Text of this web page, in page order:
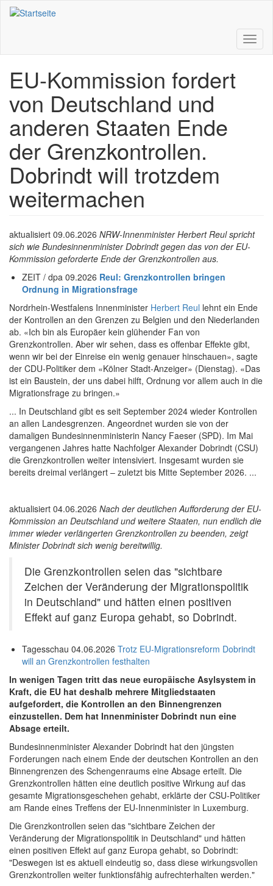
Direkt
zum
EU-Kommission fordert
von Deutschland und
anderen Staaten Ende
der Grenzkontrollen.
Dobrindt will trotzdem
weitermachen
aktualisiert 09.06.2026 NRW-Innenminister Herbert Reul spricht
sich wie Bundesinnenminister Dobrindt gegen das von der EU-
Kommission geforderte Ende der Grenzkontrollen aus.
ZEIT / dpa 09.2026 Reul: Grenzkontrollen bringen
Ordnung in Migrationsfrage
Nordrhein-Westfalens Innenminister Herbert Reul lehnt ein Ende
der Kontrollen an den Grenzen zu Belgien und den Niederlanden
ab. «Ich bin als Europäer kein glühender Fan von
Grenzkontrollen. Aber wir sehen, dass es offenbar Effekte gibt,
wenn wir bei der Einreise ein wenig genauer hinschauen», sagte
der CDU-Politiker dem «Kölner Stadt-Anzeiger» (Dienstag). «Das
ist ein Baustein, der uns dabei hilft, Ordnung vor allem auch in die
Migrationsfrage zu bringen.»
... In Deutschland gibt es seit September 2024 wieder Kontrollen
an allen Landesgrenzen. Angeordnet wurden sie von der
damaligen Bundesinnenministerin Nancy Faeser (SPD). Im Mai
vergangenen Jahres hatte Nachfolger Alexander Dobrindt (CSU)
die Grenzkontrollen weiter intensiviert. Insgesamt wurden sie
bereits dreimal verlängert – zuletzt bis Mitte September 2026. ...
aktualisiert 04.06.2026 Nach der deutlichen Aufforderung der EU-
Kommission an Deutschland und weitere Staaten, nun endlich die
immer wieder verlängerten Grenzkontrollen zu beenden, zeigt
Minister Dobrindt sich wenig bereitwillig.
Die Grenzkontrollen seien das "sichtbare
Zeichen der Veränderung der Migrationspolitik
in Deutschland" und hätten einen positiven
Effekt auf ganz Europa gehabt, so Dobrindt.
Tagesschau 04.06.2026 Trotz EU-Migrationsreform Dobrindt
will an Grenzkontrollen festhalten
In wenigen Tagen tritt das neue europäische Asylsystem in
Kraft, die EU hat deshalb mehrere Mitgliedstaaten
aufgefordert, die Kontrollen an den Binnengrenzen
einzustellen. Dem hat Innenminister Dobrindt nun eine
Absage erteilt.
Bundesinnenminister Alexander Dobrindt hat den jüngsten
Forderungen nach einem Ende der deutschen Kontrollen an den
Binnengrenzen des Schengenraums eine Absage erteilt. Die
Grenzkontrollen hätten eine deutlich positive Wirkung auf das
gesamte Migrationsgeschehen gehabt, erklärte der CSU-Politiker
am Rande eines Treffens der EU-Innenminister in Luxemburg.
Die Grenzkontrollen seien das "sichtbare Zeichen der
Veränderung der Migrationspolitik in Deutschland" und hätten
einen positiven Effekt auf ganz Europa gehabt, so Dobrindt:
"Deswegen ist es aktuell eindeutig so, dass diese wirkungsvollen
Grenzkontrollen weiter funktionsfähig aufrechterhalten werden."